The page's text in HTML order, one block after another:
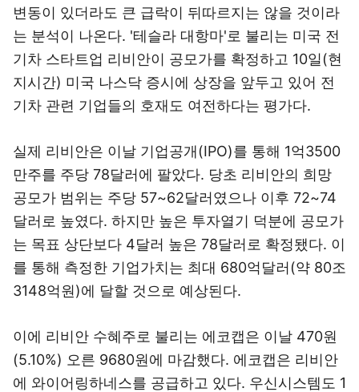
변동이 있더라도 큰 급락이 뒤따르지는 않을 것이라
는 분석이 나온다. '테슬라 대항마'로 불리는 미국 전
기차 스타트업 리비안이 공모가를 확정하고 10일(현
지시간) 미국 나스닥 증시에 상장을 앞두고 있어 전
기차 관련 기업들의 호재도 여전하다는 평가다.
실제 리비안은 이날 기업공개(IPO)를 통해 1억3500
만주를 주당 78달러에 팔았다. 당초 리비안의 희망
공모가 범위는 주당 57~62달러였으나 이후 72~74
달러로 높였다. 하지만 높은 투자열기 덕분에 공모가
는 목표 상단보다 4달러 높은 78달러로 확정됐다. 이
를 통해 측정한 기업가치는 최대 680억달러(약 80조
3148억원)에 달할 것으로 예상된다.
이에 리비안 수혜주로 불리는 에코캡은 이날 470원
(5.10%) 오른 9680원에 마감했다. 에코캡은 리비안
에 와이어링하네스를 공급하고 있다. 우신시스템도 1